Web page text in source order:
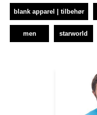
blank apparel | tilbehør
men starworld